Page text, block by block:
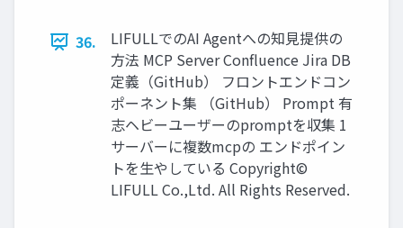
36.
LIFULLでのAI Agentへの知⾒提供の
⽅法 MCP Server Conﬂuence Jira DB
定義（GitHub） フロントエンドコン
ポーネント集 （GitHub） Prompt 有
志ヘビーユーザーのpromptを収集 1
サーバーに複数mcpの エンドポイン
トを⽣やしている Copyright©
LIFULL Co.,Ltd. All Rights Reserved.